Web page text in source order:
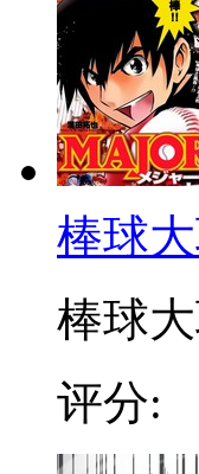
棒球
棒球
评分: